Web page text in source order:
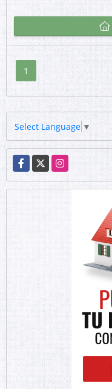
1
Select Language▼
Facebook
X Instagram